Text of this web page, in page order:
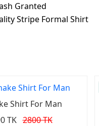
Granted
Stripe Formal Shirt
Shirt For Man
TK 2800 TK